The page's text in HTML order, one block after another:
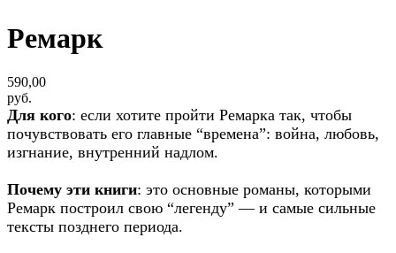
Ремарк
590,00
руб.
Для кого: если хотите пройти Ремарка так, чтобы
почувствовать его главные “времена”: война, любовь,
изгнание, внутренний надлом.
Почему эти книги: это основные романы, которыми
Ремарк построил свою “легенду” — и самые сильные
тексты позднего периода.